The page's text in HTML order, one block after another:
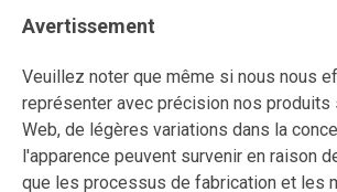
Avertissement
Veuillez noter que même si nous nous
représenter avec précision nos produits
Web, de légères variations dans la
l'apparence peuvent survenir en raison
que les processus de fabrication et les